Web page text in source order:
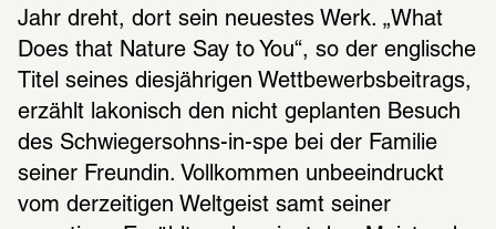
Jahr dreht, dort sein neuestes Werk. „What
Does that Nature Say to You“, so der englische
Titel seines diesjährigen Wettbewerbsbeitrags,
erzählt lakonisch den nicht geplanten Besuch
des Schwiegersohns-in-spe bei der Familie
seiner Freundin. Vollkommen unbeeindruckt
vom derzeitigen Weltgeist samt seiner